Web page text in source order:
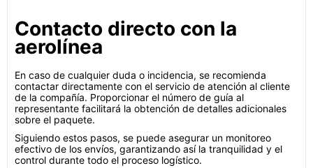
Contacto directo con la
aerolínea
En caso de cualquier duda o incidencia, se recomienda
contactar directamente con el servicio de atención al cliente
de la compañía. Proporcionar el número de guía al
representante facilitará la obtención de detalles adicionales
sobre el paquete.
Siguiendo estos pasos, se puede asegurar un monitoreo
efectivo de los envíos, garantizando así la tranquilidad y el
control durante todo el proceso logístico.